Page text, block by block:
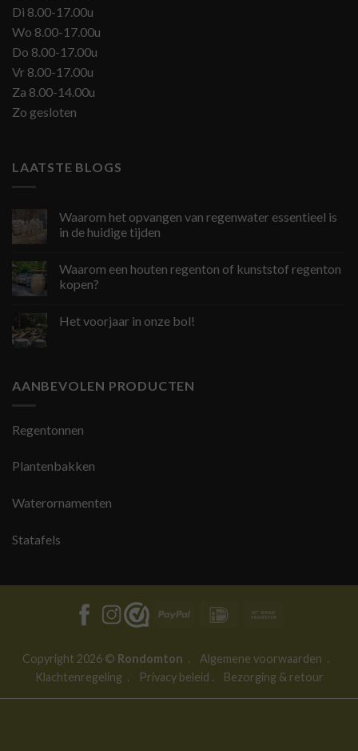
Di 8.00-17.00u
Wo 8.00-17.00u
Do 8.00-17.00u
Vr 8.00-17.00u
Za 8.00-14.00u
Zo gesloten
LAATSTE BLOGS
Waarom het opvangen van regenwater essentieel is
in de huidige tijden
Waarom een houten regenton of kunststof regenton
kopen?
Het voorjaar in onze bol!
AANBEVOLEN PRODUCTEN
Regentonnen
Plantenbakken
Waterornamenten
Statafels
PayPal IDeal
Copyright 2026 © Rondomton . Algemene voorwaarden .
Klachtenregeling . Privacy beleid . Bezorging & retour